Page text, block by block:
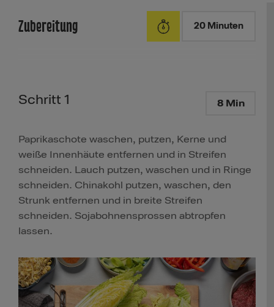
Zubereitung 20 Minuten
Schritt 1 8 Min
Paprikaschote waschen, putzen, Kerne und
weiße Innenhäute entfernen und in Streifen
schneiden. Lauch putzen, waschen und in Ringe
schneiden. Chinakohl putzen, waschen, den
Strunk entfernen und in breite Streifen
schneiden. Sojabohnensprossen abtropfen
lassen.